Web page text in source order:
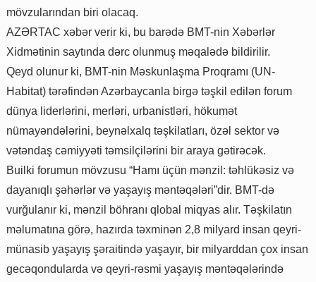
mövzularından biri olacaq.
AZƏRTAC xəbər verir ki, bu barədə BMT-nin Xəbərlər
Xidmətinin saytında dərc olunmuş məqalədə bildirilir.
Qeyd olunur ki, BMT-nin Məskunlaşma Proqramı (UN-
Habitat) tərəfindən Azərbaycanla birgə təşkil edilən forum
dünya liderlərini, merləri, urbanistləri, hökumət
nümayəndələrini, beynəlxalq təşkilatları, özəl sektor və
vətəndaş cəmiyyəti təmsilçilərini bir araya gətirəcək.
Builki forumun mövzusu “Hamı üçün mənzil: təhlükəsiz və
dayanıqlı şəhərlər və yaşayış məntəqələri”dir. BMT-də
vurğulanır ki, mənzil böhranı qlobal miqyas alır. Təşkilatın
məlumatına görə, hazırda təxminən 2,8 milyard insan qeyri-
münasib yaşayış şəraitində yaşayır, bir milyarddan çox insan
gecəqondularda və qeyri-rəsmi yaşayış məntəqələrində